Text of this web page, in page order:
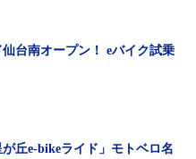
台南オープン！ eバイク試乗
が丘e-bikeライド」モトベロ名